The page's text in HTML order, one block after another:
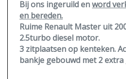
Bij ons ingeruild enword
en bereden.
Ruime Renault Master uit
2.5turbo diesel motor.
3 zitplaatsen op kenteken.
bankje gebouwd met 2